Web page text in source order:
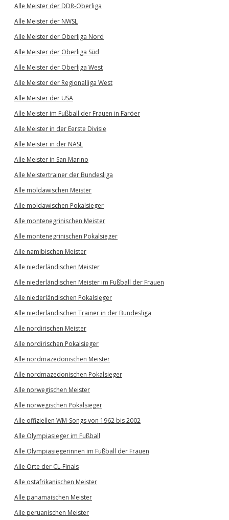
Alle Meister der DDR-Oberliga
Alle Meister der NWSL
Alle Meister der Oberliga Nord
Alle Meister der Oberliga Süd
Alle Meister der Oberliga West
Alle Meister der Regionalliga West
Alle Meister der USA
Alle Meister im Fußball der Frauen in Färöer
Alle Meister in der Eerste Divisie
Alle Meister in der NASL
Alle Meister in San Marino
Alle Meistertrainer der Bundesliga
Alle moldawischen Meister
Alle moldawischen Pokalsieger
Alle montenegrinischen Meister
Alle montenegrinischen Pokalsieger
Alle namibischen Meister
Alle niederländischen Meister
Alle niederländischen Meister im Fußball der Frauen
Alle niederländischen Pokalsieger
Alle niederländischen Trainer in der Bundesliga
Alle nordirischen Meister
Alle nordirischen Pokalsieger
Alle nordmazedonischen Meister
Alle nordmazedonischen Pokalsieger
Alle norwegischen Meister
Alle norwegischen Pokalsieger
Alle offiziellen WM-Songs von 1962 bis 2002
Alle Olympiasieger im Fußball
Alle Olympiasiegerinnen im Fußball der Frauen
Alle Orte der CL-Finals
Alle ostafrikanischen Meister
Alle panamaischen Meister
Alle peruanischen Meister